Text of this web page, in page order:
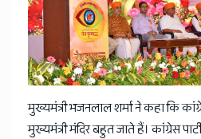
मुख्यमंत्री भजनलाल शर्मा ने कहा कि
मुख्यमंत्री मंदिर बहुत जाते हैं। कांग्रेस